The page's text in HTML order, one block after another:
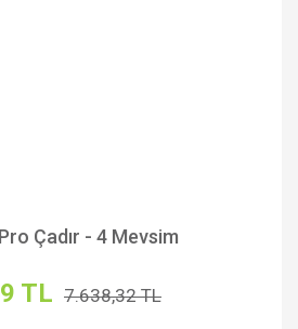
Çadır - 4 Mevsim
TL 7.638,32 TL